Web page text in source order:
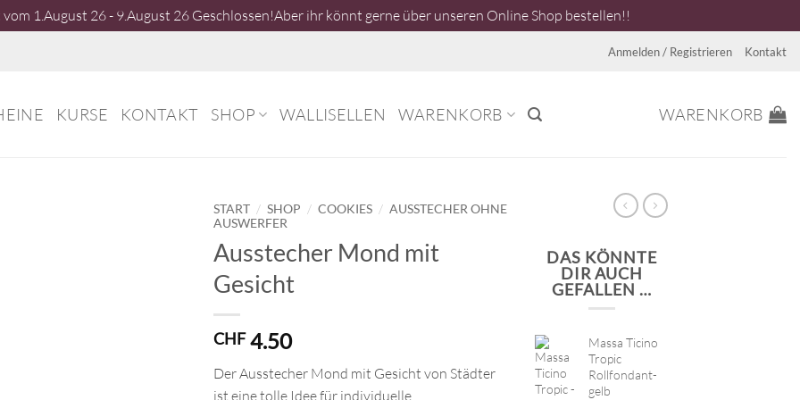
1.August 26 - 9.August 26 Geschlossen!Aber ihr könnt gerne über unseren Online Shop bestellen!!
Anmelden / Registrieren Kontakt
KURSE KONTAKT SHOP WALLISELLEN WARENKORB WARENKORB
START / SHOP / COOKIES / AUSSTECHER OHNE
AUSWERFER
Ausstecher Mond mit
Gesicht
CHF4.50
Der Ausstecher Mond mit Gesicht von Städter
ist eine tolle Idee für individuelle
DAS KÖNNTE
DIR AUCH
GEFALLEN …
Massa Ticino
Tropic
Rollfondant-
gelb